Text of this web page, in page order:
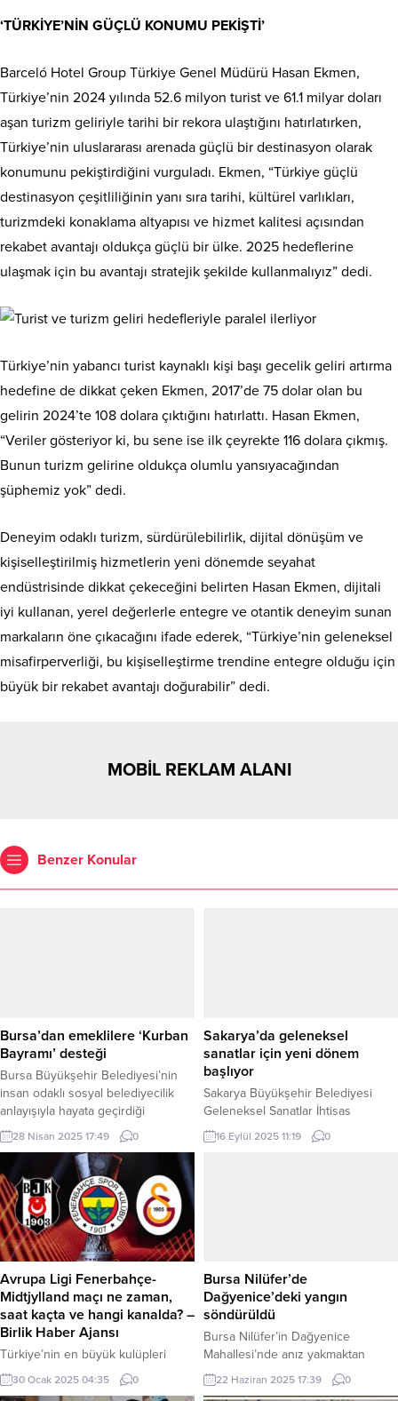
‘TÜRKİYE’NİN GÜÇLÜ KONUMU PEKİŞTİ’
Barceló Hotel Group Türkiye Genel Müdürü Hasan Ekmen,
Türkiye’nin 2024 yılında 52.6 milyon turist ve 61.1 milyar doları
aşan turizm geliriyle tarihi bir rekora ulaştığını hatırlatırken,
Türkiye’nin uluslararası arenada güçlü bir destinasyon olarak
konumunu pekiştirdiğini vurguladı. Ekmen, “Türkiye güçlü
destinasyon çeşitliliğinin yanı sıra tarihi, kültürel varlıkları,
turizmdeki konaklama altyapısı ve hizmet kalitesi açısından
rekabet avantajı oldukça güçlü bir ülke. 2025 hedeflerine
ulaşmak için bu avantajı stratejik şekilde kullanmalıyız” dedi.
Türkiye’nin yabancı turist kaynaklı kişi başı gecelik geliri artırma
hedefine de dikkat çeken Ekmen, 2017’de 75 dolar olan bu
gelirin 2024’te 108 dolara çıktığını hatırlattı. Hasan Ekmen,
“Veriler gösteriyor ki, bu sene ise ilk çeyrekte 116 dolara çıkmış.
Bunun turizm gelirine oldukça olumlu yansıyacağından
şüphemiz yok” dedi.
Deneyim odaklı turizm, sürdürülebilirlik, dijital dönüşüm ve
kişiselleştirilmiş hizmetlerin yeni dönemde seyahat
endüstrisinde dikkat çekeceğini belirten Hasan Ekmen, dijitali
iyi kullanan, yerel değerlerle entegre ve otantik deneyim sunan
markaların öne çıkacağını ifade ederek, “Türkiye’nin geleneksel
misafirperverliği, bu kişiselleştirme trendine entegre olduğu için
büyük bir rekabet avantajı doğurabilir” dedi.
MOBİL REKLAM ALANI
Benzer Konular
Bursa’dan emeklilere ‘Kurban
Bayramı’ desteği
Bursa Büyükşehir Belediyesi’nin
insan odaklı sosyal belediyecilik
anlayışıyla hayata geçirdiği
‘Emekliye Kurban Bayramı Destek
Çeki’ için başvurular başladı.
Başvurular 12 Mayıs’a kadar devam
edecek. BURSA (İGFA) – Bursa
Büyükşehir Belediyesi, sosyal
belediyecilik anlayışını merkeze
alarak emeklilerin yanında olmaya
devam ediyor. Ramazan ayında,
ihtiyaç sahibi ailelere ‘Sosyal
Destek Çek’lerini ulaştıran
Büyükşehir...
28 Nisan 2025 17:49 0
Sakarya’da geleneksel
sanatlar için yeni dönem
başlıyor
Sakarya Büyükşehir Belediyesi
Geleneksel Sanatlar İhtisas
Merkezi’nde yeni dönem kayıtları
başladı. SAKARYA (İGFA) –
Sakarya Büyükşehir Belediyesi
Geleneksel Sanatlar İhtisas
Merkezi’nde yeni dönem kayıtları...
16 Eylül 2025 11:19 0
Avrupa Ligi Fenerbahçe-
Midtjylland maçı ne zaman,
saat kaçta ve hangi kanalda? –
Birlik Haber Ajansı
Türkiye’nin en büyük kulüpleri
Beşiktaş, Galatasaray ve Fenerbahçe aynı
gün sahaya çıkacak. Galatasaray,
30 Ocak 2025 04:35 0
Bursa Nilüfer’de
Dağyenice’deki yangın
söndürüldü
Bursa Nilüfer’in Dağyenice
Mahallesi’nde anız yakmaktan
kaynaklanan yangın, Nilüfer
Belediyesi, Bursa Büyükşehir
22 Haziran 2025 17:39 0